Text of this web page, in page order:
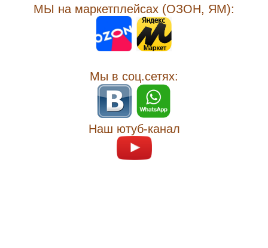
МЫ на маркетплейсах (ОЗОН, ЯМ):
Мы в соц.сетях:
Наш ютуб-канал